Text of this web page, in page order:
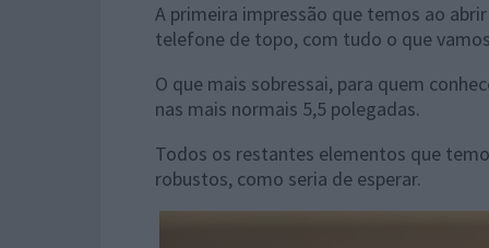
A primeira impressão que temos ao
telefone de topo, com tudo o que
O que mais sobressai, para quem
nas mais normais 5,5 polegadas.
Todos os restantes elementos que
robustos, como seria de esperar.